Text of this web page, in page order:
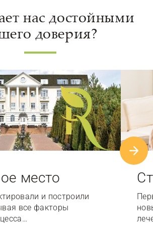
нас достойными
доверия?
место
и построили
все факторы